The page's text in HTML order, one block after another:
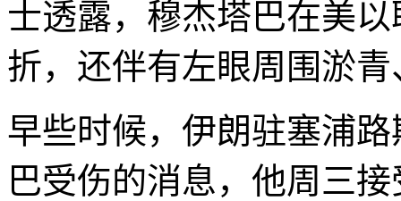
士透露，穆杰塔巴在美
折，还伴有左眼周围淤
早些时候，伊朗驻塞浦
巴受伤的消息，他周三